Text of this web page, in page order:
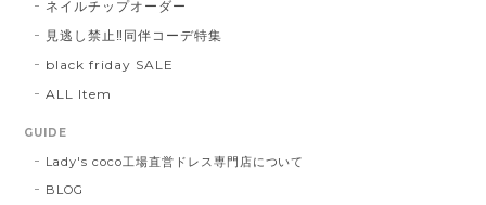
ネイルチップオーダー
見逃し禁止‼同伴コーデ特集
black friday SALE
ALL Item
GUIDE
Lady's coco工場直営ドレス専門店について
BLOG